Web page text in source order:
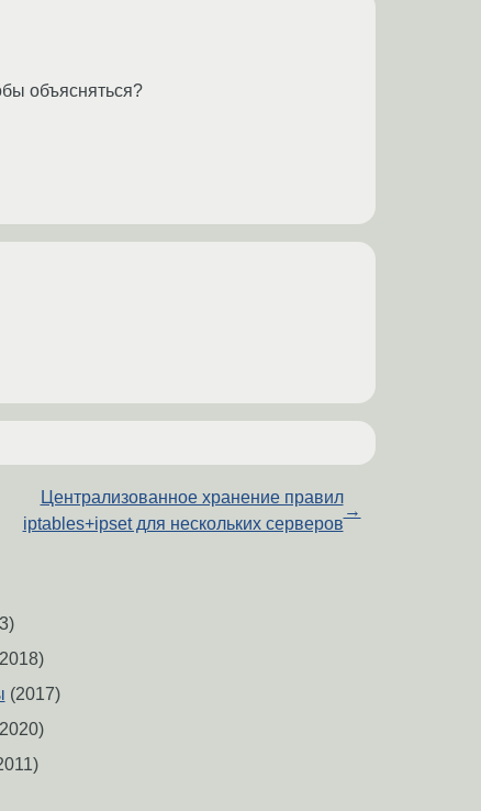
объясняться?
Централизованное хранение правил
iptables+ipset для нескольких серверов
→
(2017)